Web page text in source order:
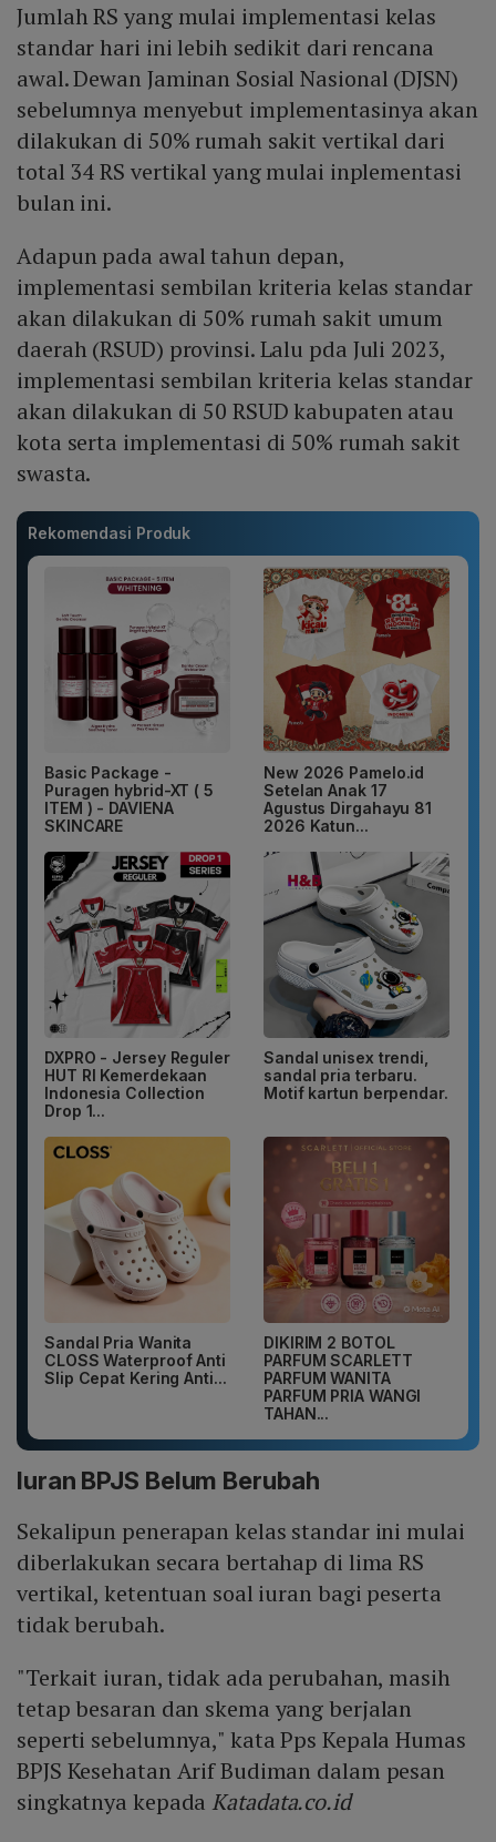
Jumlah RS yang mulai implementasi kelas
standar hari ini lebih sedikit dari rencana
awal. Dewan Jaminan Sosial Nasional (DJSN)
sebelumnya menyebut implementasinya akan
dilakukan di 50% rumah sakit vertikal dari
total 34 RS vertikal yang mulai inplementasi
bulan ini.
Adapun pada awal tahun depan,
implementasi sembilan kriteria kelas standar
akan dilakukan di 50% rumah sakit umum
daerah (RSUD) provinsi. Lalu pda Juli 2023,
implementasi sembilan kriteria kelas standar
akan dilakukan di 50 RSUD kabupaten atau
kota serta implementasi di 50% rumah sakit
swasta.
Rekomendasi Produk
Basic Package -
Puragen hybrid-XT ( 5
ITEM ) - DAVIENA
SKINCARE
New 2026 Pamelo.id
Setelan Anak 17
Agustus Dirgahayu 81
2026 Katun...
DXPRO - Jersey Reguler
HUT RI Kemerdekaan
Indonesia Collection
Drop 1...
Sandal unisex trendi,
sandal pria terbaru.
Motif kartun berpendar.
Sandal Pria Wanita
CLOSS Waterproof Anti
Slip Cepat Kering Anti...
DIKIRIM 2 BOTOL
PARFUM SCARLETT
PARFUM WANITA
PARFUM PRIA WANGI
TAHAN...
Iuran BPJS Belum Berubah
Sekalipun penerapan kelas standar ini mulai
diberlakukan secara bertahap di lima RS
vertikal, ketentuan soal iuran bagi peserta
tidak berubah.
"Terkait iuran, tidak ada perubahan, masih
tetap besaran dan skema yang berjalan
seperti sebelumnya," kata Pps Kepala Humas
BPJS Kesehatan Arif Budiman dalam pesan
singkatnya kepada Katadata.co.id